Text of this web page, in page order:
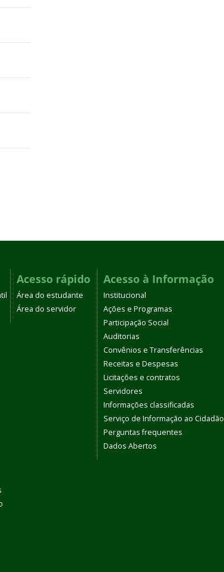
Acesso rápido
Área do estudante
Área do servidor
Acesso à Informação
Institucional
Ações e Programas
Participação Social
Auditorias
Convênios e Transferências
Receitas e Despesas
Licitações e contratos
Servidores
Informações classificadas
Serviço de Informação ao Cidadão
Perguntas frequentes
Dados Abertos